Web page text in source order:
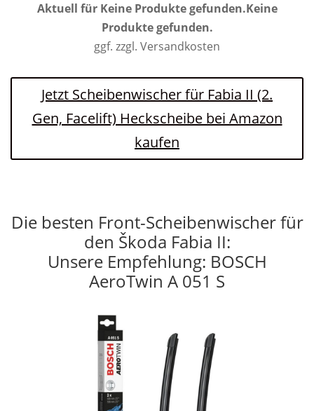
Aktuell für Keine Produkte gefunden.Keine
Produkte gefunden.
ggf. zzgl. Versandkosten
Jetzt Scheibenwischer für Fabia II (2.
Gen, Facelift) Heckscheibe bei Amazon
kaufen
Die besten Front-Scheibenwischer für
den Škoda Fabia II:
Unsere Empfehlung: BOSCH
AeroTwin A 051 S